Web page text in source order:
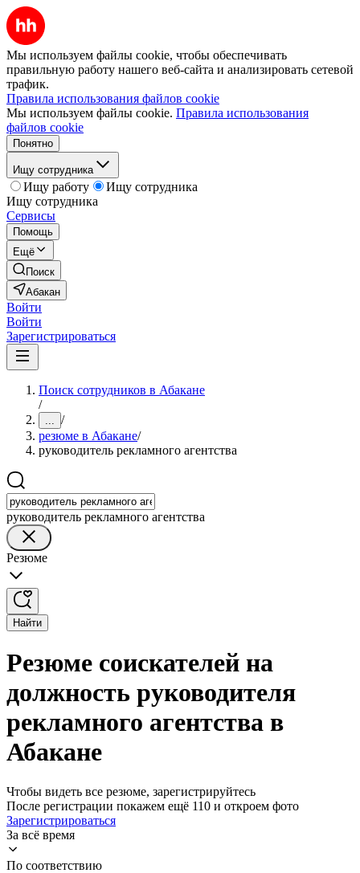
Мы используем файлы cookie, чтобы обеспечивать
правильную работу нашего веб-сайта и анализировать сетевой
трафик.
Правила использования файлов cookie
Мы используем файлы cookie. Правила использования
файлов cookie
Понятно
Ищу сотрудника
Ищу работу
Ищу сотрудника
Ищу сотрудника
Сервисы
Помощь
Ещё
Поиск
Абакан
Войти
Войти
Зарегистрироваться
Поиск сотрудников в Абакане
/
... /
резюме в Абакане/
руководитель рекламного агентства
руководитель рекламного агентства
Резюме
Найти
Резюме соискателей на
должность руководителя
рекламного агентства в
Абакане
Чтобы видеть все резюме, зарегистрируйтесь
После регистрации покажем ещё 110 и откроем фото
Зарегистрироваться
За всё время
По соответствию